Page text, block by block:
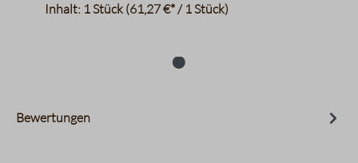
Inhalt: 1 Stück(61,27 €* / 1 Stück)
Bewertungen